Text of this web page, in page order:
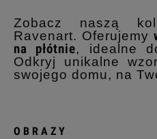
Zobacz naszą
Ravenart. Oferujemy
na płótnie, idealne
Odkryj unikalne
swojego domu, na
OBRAZY